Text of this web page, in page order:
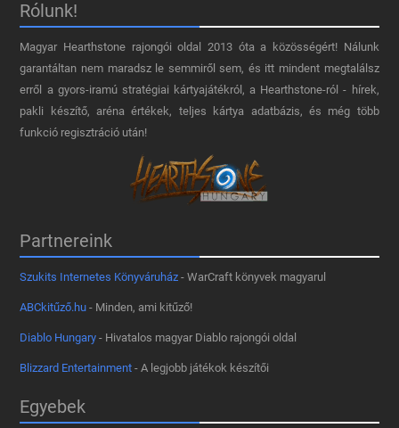
Rólunk!
Magyar Hearthstone​ rajongói oldal 2013 óta a közösségért! Nálunk
garantáltan nem maradsz le semmiről sem, és itt mindent megtalálsz
erről a gyors-iramú stratégiai kártyajátékról, a Hearthstone-ról - hírek,
pakli készítő, aréna értékek, teljes kártya adatbázis, és még több
funkció regisztráció után!
Partnereink
Szukits Internetes Könyváruház - WarCraft könyvek magyarul
ABCkitűző.hu - Minden, ami kitűző!
Diablo Hungary - Hivatalos magyar Diablo rajongói oldal
Blizzard Entertainment - A legjobb játékok készítői
Egyebek